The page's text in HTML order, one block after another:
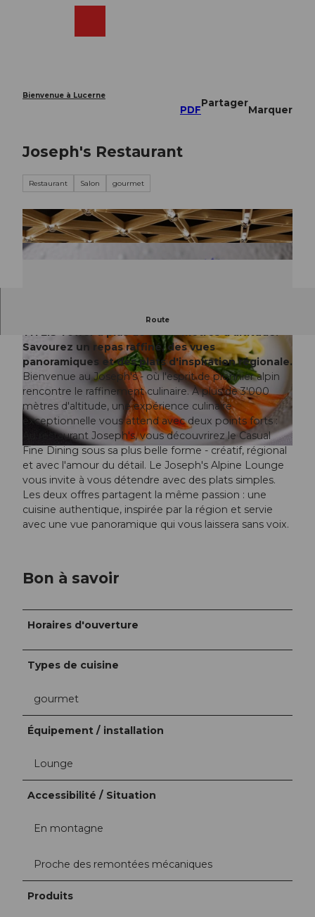
Bienvenue à Lucerne
PDF
Partager
Marquer
Joseph's Restaurant
Restaurant Salon gourmet
© TITLIS Bergbahnen | CC-BY-NC-ND
© niclas karlsson | CC-BY-NC-ND
Route
Découvrez la cuisine alpine au Joseph's dans la
TITLIS Tower à plus de 3 000 mètres d'altitude.
Savourez un repas raffiné, des vues
panoramiques et des plats d'inspiration régionale.
Bienvenue au Joseph's - où l'esprit de pionnier alpin
rencontre le raffinement culinaire. À plus de 3'000
mètres d'altitude, une expérience culinaire
exceptionnelle vous attend avec deux points forts :
Au restaurant Joseph's, vous découvrirez le Casual
Fine Dining sous sa plus belle forme - créatif, régional
et avec l'amour du détail. Le Joseph's Alpine Lounge
vous invite à vous détendre avec des plats simples.
Les deux offres partagent la même passion : une
cuisine authentique, inspirée par la région et servie
avec une vue panoramique qui vous laissera sans voix.
Bon à savoir
Horaires d'ouverture
Types de cuisine
gourmet
Équipement / installation
Lounge
Accessibilité / Situation
En montagne
Proche des remontées mécaniques
Produits